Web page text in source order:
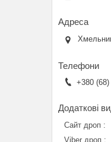
+380
Сайт дроп
Viber дроп